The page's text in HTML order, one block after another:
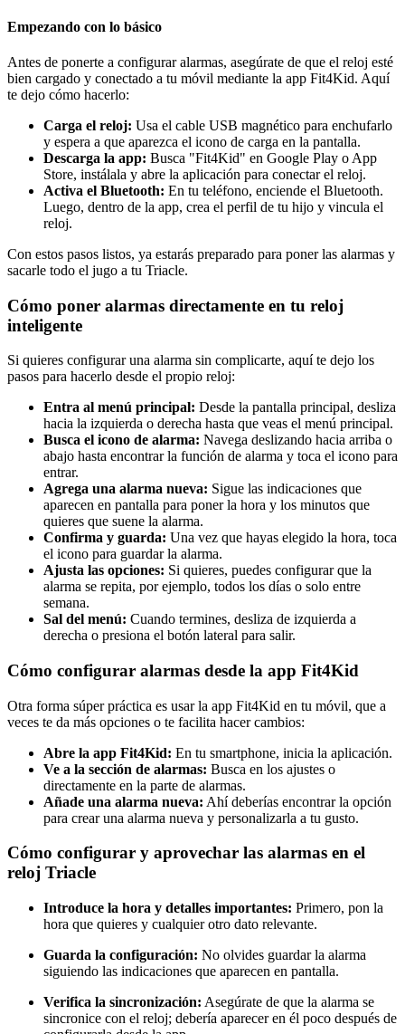
Empezando con lo básico
Antes de ponerte a configurar alarmas, asegúrate de que el reloj esté
bien cargado y conectado a tu móvil mediante la app Fit4Kid. Aquí
te dejo cómo hacerlo:
Carga el reloj: Usa el cable USB magnético para enchufarlo
y espera a que aparezca el icono de carga en la pantalla.
Descarga la app: Busca "Fit4Kid" en Google Play o App
Store, instálala y abre la aplicación para conectar el reloj.
Activa el Bluetooth: En tu teléfono, enciende el Bluetooth.
Luego, dentro de la app, crea el perfil de tu hijo y vincula el
reloj.
Con estos pasos listos, ya estarás preparado para poner las alarmas y
sacarle todo el jugo a tu Triacle.
Cómo poner alarmas directamente en tu reloj
inteligente
Si quieres configurar una alarma sin complicarte, aquí te dejo los
pasos para hacerlo desde el propio reloj:
Entra al menú principal: Desde la pantalla principal, desliza
hacia la izquierda o derecha hasta que veas el menú principal.
Busca el icono de alarma: Navega deslizando hacia arriba o
abajo hasta encontrar la función de alarma y toca el icono para
entrar.
Agrega una alarma nueva: Sigue las indicaciones que
aparecen en pantalla para poner la hora y los minutos que
quieres que suene la alarma.
Confirma y guarda: Una vez que hayas elegido la hora, toca
el icono para guardar la alarma.
Ajusta las opciones: Si quieres, puedes configurar que la
alarma se repita, por ejemplo, todos los días o solo entre
semana.
Sal del menú: Cuando termines, desliza de izquierda a
derecha o presiona el botón lateral para salir.
Cómo configurar alarmas desde la app Fit4Kid
Otra forma súper práctica es usar la app Fit4Kid en tu móvil, que a
veces te da más opciones o te facilita hacer cambios:
Abre la app Fit4Kid: En tu smartphone, inicia la aplicación.
Ve a la sección de alarmas: Busca en los ajustes o
directamente en la parte de alarmas.
Añade una alarma nueva: Ahí deberías encontrar la opción
para crear una alarma nueva y personalizarla a tu gusto.
Cómo configurar y aprovechar las alarmas en el
reloj Triacle
Introduce la hora y detalles importantes: Primero, pon la
hora que quieres y cualquier otro dato relevante.
Guarda la configuración: No olvides guardar la alarma
siguiendo las indicaciones que aparecen en pantalla.
Verifica la sincronización: Asegúrate de que la alarma se
sincronice con el reloj; debería aparecer en él poco después de